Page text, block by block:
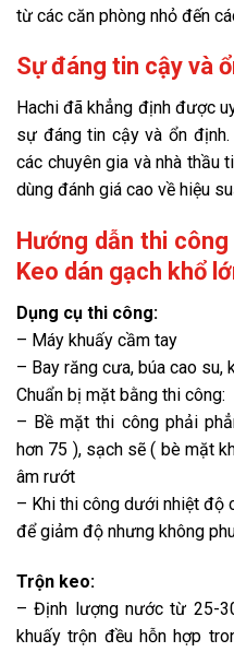
từ các căn phòng nhỏ đến
Sự đáng tin cậy và
Hachi đã khẳng định được
sự đáng tin cậy và ổn
các chuyên gia và nhà thầu
dùng đánh giá cao về hiệu
Hướng dẫn thi
Keo dán gạch khổ
Dụng cụ thi công:
– Máy khuấy cầm tay
– Bay răng cưa, búa cao su,
Chuẩn bị mặt bằng thi công:
– Bề mặt thi công phải
hơn 75 ), sạch sẽ ( bè mặt
âm rướt
– Khi thi công dưới nhiệt độ
để giảm độ nhưng không
Trộn keo:
– Định lượng nước từ 25-
khuấy trộn đều hỗn hợp